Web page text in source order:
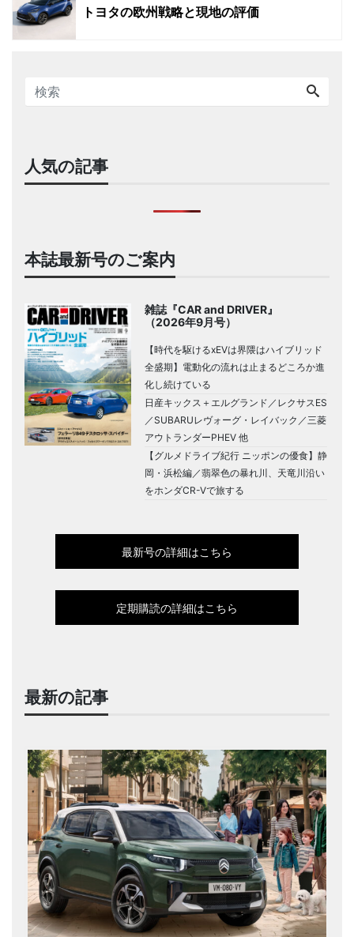
トヨタの欧州戦略と現地の評価
人気の記事
本誌最新号のご案内
雑誌『CAR and DRIVER』
（2026年9月号）
【時代を駆けるxEVは界隈はハイブリッド
全盛期】電動化の流れは止まるどころか進
化し続けている
日産キックス＋エルグランド／レクサスES
／SUBARUレヴォーグ・レイバック／三菱
アウトランダーPHEV 他
【グルメドライブ紀行 ニッポンの優食】静
岡・浜松編／翡翠色の暴れ川、天竜川沿い
をホンダCR-Vで旅する
最新号の詳細はこちら
定期購読の詳細はこちら
最新の記事